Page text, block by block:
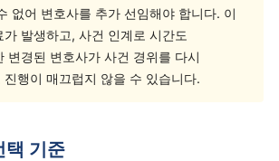
없어 변호사를 추가 선임해야 합니다. 이
발생하고, 사건 인계로 시간도
변경된 변호사가 사건 경위를 다시
행이 매끄럽지 않을 수 있습니다.
택 기준